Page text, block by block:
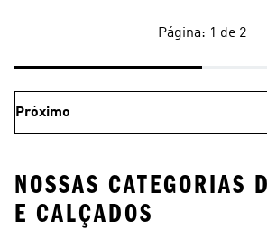
Página: 1 de 2
Próximo
NOSSAS CATEGORIAS
E CALÇADOS